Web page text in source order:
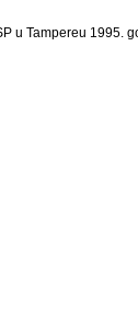
u Tampereu 1995.